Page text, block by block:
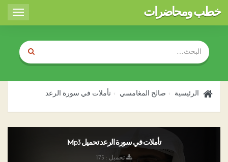
Toggle
خطب ومحاضرات
الرئيسية صالح المغامسي تأملات في سورة الرعد
تأملات في سورة الرعد تحميل Mp3
تحميل : 175